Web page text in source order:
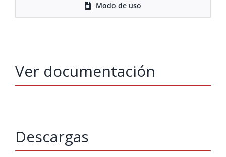
Modo de uso
Ver documentación
Descargas